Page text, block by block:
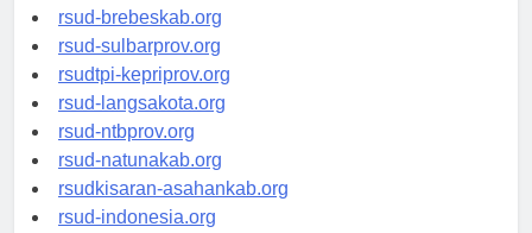
rsud-brebeskab.org
rsud-sulbarprov.org
rsudtpi-kepriprov.org
rsud-langsakota.org
rsud-ntbprov.org
rsud-natunakab.org
rsudkisaran-asahankab.org
rsud-indonesia.org